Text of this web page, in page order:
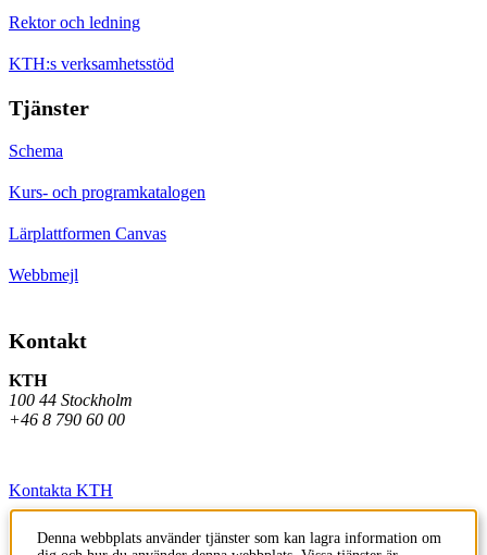
Rektor och ledning
KTH:s verksamhetsstöd
Tjänster
Schema
Kurs- och programkatalogen
Lärplattformen Canvas
Webbmejl
Kontakt
KTH
100 44 Stockholm
+46 8 790 60 00
Kontakta KTH
Jobba på KTH
Denna webbplats använder tjänster som kan lagra information om